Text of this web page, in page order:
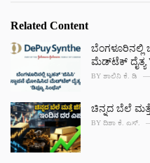
Related Content
ಬೆಂಗಳೂರಿನಲ್ಲಿ
ಮೆಡ್‌ಟೆಕ್‌ ದೈತ್ಯ
BY ಶಾಲಿನಿ ಕೆ. ಡಿ
ಚಿನ್ನದ ಬೆಲೆ
BY ದಿಶಾ ಕೆ. ಎಸ್.